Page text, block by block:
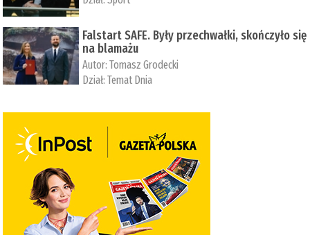
Falstart SAFE. Były przechwałki, skończyło się
na blamażu
Autor:Tomasz Grodecki
Dział:Temat Dnia